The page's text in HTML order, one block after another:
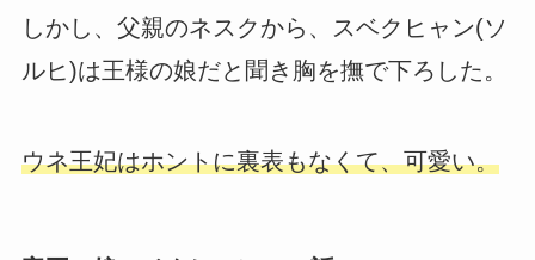
しかし、父親のネスクから、スベクヒャン(ソ
ルヒ)は王様の娘だと聞き胸を撫で下ろした。
ウネ王妃はホントに裏表もなくて、可愛い。